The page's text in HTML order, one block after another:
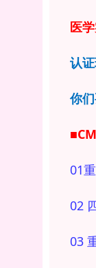
医
认
你
01
02
03